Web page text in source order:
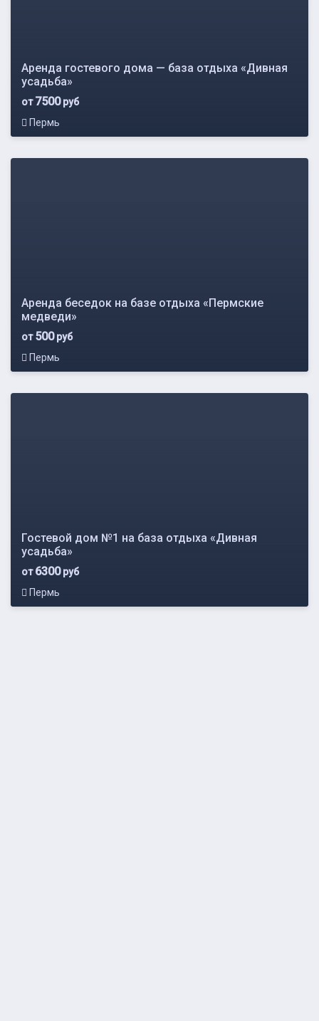
Аренда гостевого дома — база отдыха «Дивная
усадьба»
от7500руб
Пермь
Аренда беседок на базе отдыха «Пермские
медведи»
от500руб
Пермь
Гостевой дом №1 на база отдыха «Дивная
усадьба»
от6300руб
Пермь